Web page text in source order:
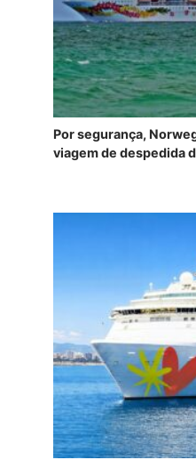
Por segurança,
viagem de despedida